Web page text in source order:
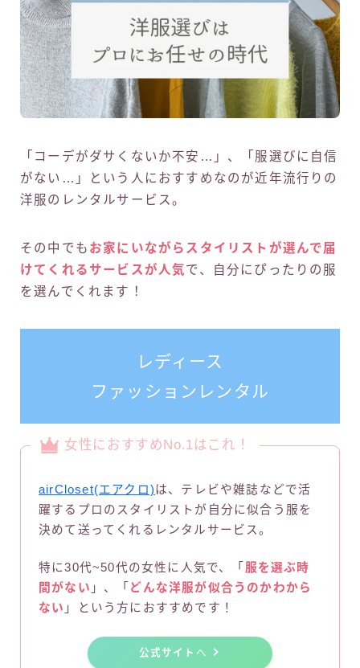
「コーデがダサくないか不安…」、「服選びに自信
がない…」という人におすすめなのが近年流行りの
洋服のレンタルサービス。
その中でも お家にいながらスタイリストが選んで届
けてくれるサービスが人気で、自分にぴったりの服
を選んでくれます！
レディース
ファッションレンタル
女性におすすめNo.1はこれ！
airCloset(エアクロ)は、テレビや雑誌などで活
躍するプロのスタイリストが自分に似合う服を
決めて送ってくれるレンタルサービス。
特に30代~50代の女性に人気で、「 服を選ぶ時
間がない 」、「 どんな洋服が似合うのかわから
ない 」という方におすすめです！
公式サイト へ